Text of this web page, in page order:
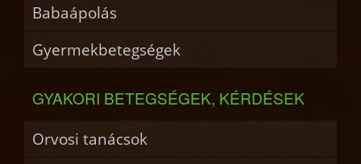
Babaápolás
Gyermekbetegségek
GYAKORI BETEGSÉGEK, KÉRDÉSEK
Orvosi tanácsok